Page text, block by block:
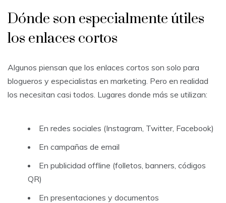
Dónde son especialmente útiles
los enlaces cortos
Algunos piensan que los enlaces cortos son solo para
blogueros y especialistas en marketing. Pero en realidad
los necesitan casi todos. Lugares donde más se utilizan:
En redes sociales (Instagram, Twitter, Facebook)
En campañas de email
En publicidad offline (folletos, banners, códigos
QR)
En presentaciones y documentos